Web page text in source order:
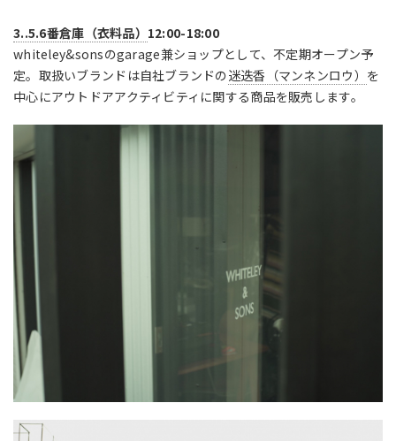
3..5.6番倉庫（衣料品） 12:00-18:00
whiteley&sonsのgarage兼ショップとして、不定期オープン予
定。取扱いブランドは自社ブランドの迷迭香（マンネンロウ） を
中心にアウトドアアクティビティに関する商品を販売します。